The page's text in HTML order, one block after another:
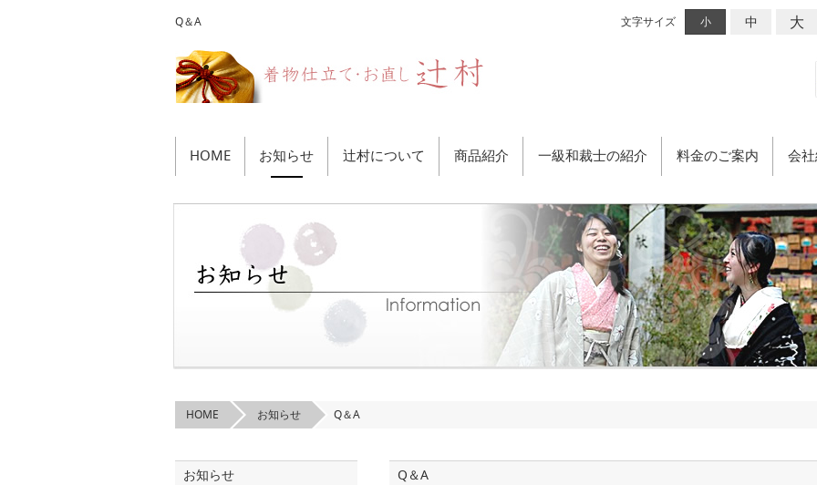
Q＆A 文字サイズ 小 中 大
HOME お知らせ 辻村について 商品紹介 一級和裁士の紹介 料金のご案内 会
HOME お知らせ Q＆A
Q＆A
お知らせ